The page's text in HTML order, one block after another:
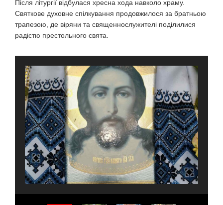
Після літургії відбулася хресна хода навколо храму.
Святкове духовне спілкування продовжилося за братньою
трапезою, де віряни та священнослужителі поділилися
радістю престольного свята.